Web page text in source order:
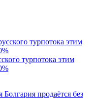
турпотока этим